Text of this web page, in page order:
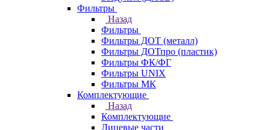
Фильтры
Назад
Фильтры
Фильтры ДОТ (металл)
Фильтры ДОТпро (пластик)
Фильтры ФК/ФГ
Фильтры UNIX
Фильтры МК
Комплектующие
Назад
Комплектующие
Лицевые части